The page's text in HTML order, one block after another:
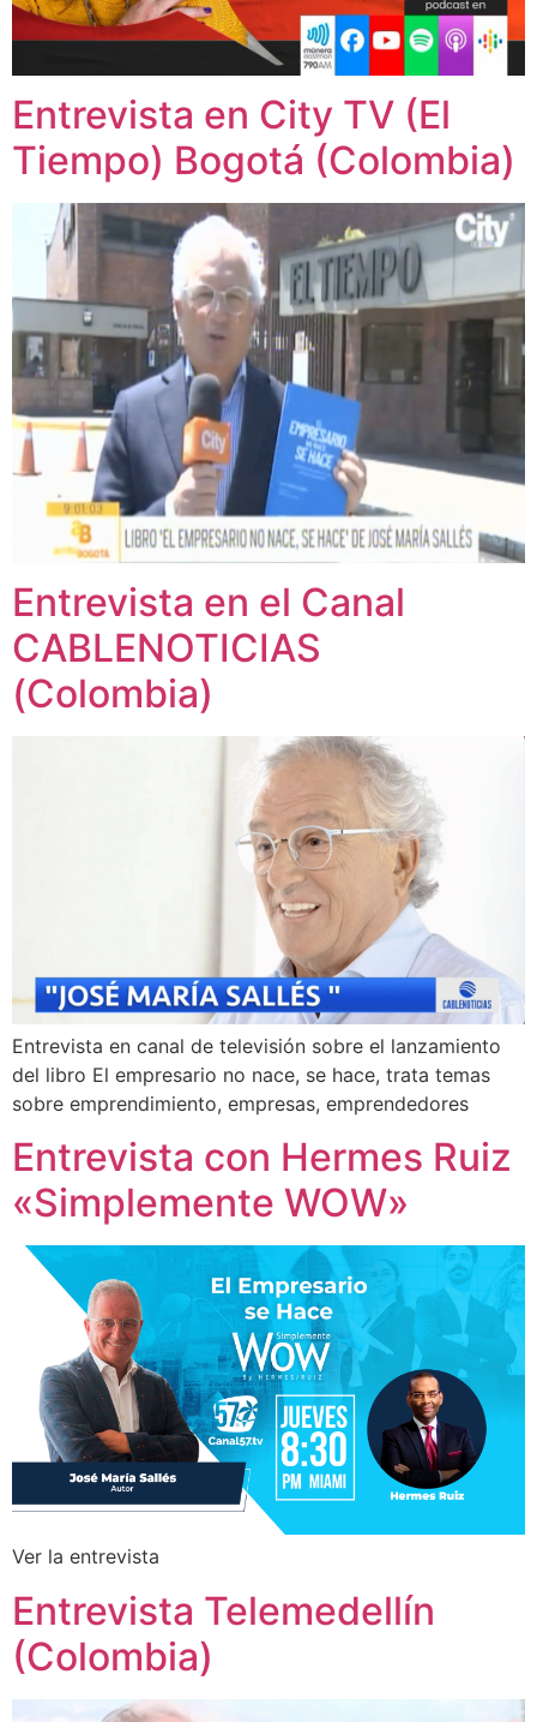
Entrevista en City TV (El
Tiempo) Bogotá (Colombia)
Entrevista en el Canal
CABLENOTICIAS
(Colombia)
Entrevista en canal de televisión sobre el lanzamiento
del libro El empresario no nace, se hace, trata temas
sobre emprendimiento, empresas, emprendedores
Entrevista con Hermes Ruiz
«Simplemente WOW»
Ver la entrevista
Entrevista Telemedellín
(Colombia)